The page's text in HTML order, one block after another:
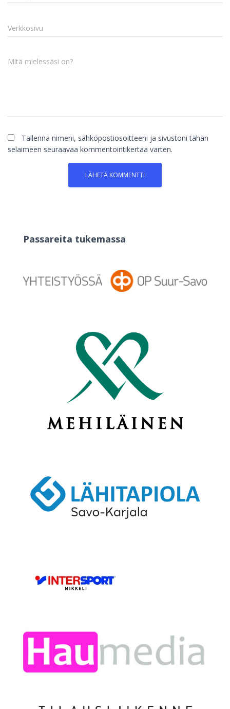
Verkkosivu
Mitä mielessäsi on?
Tallenna nimeni, sähköpostiosoitteeni ja sivustoni tähän
selaimeen seuraavaa kommentointikertaa varten.
Passareita tukemassa